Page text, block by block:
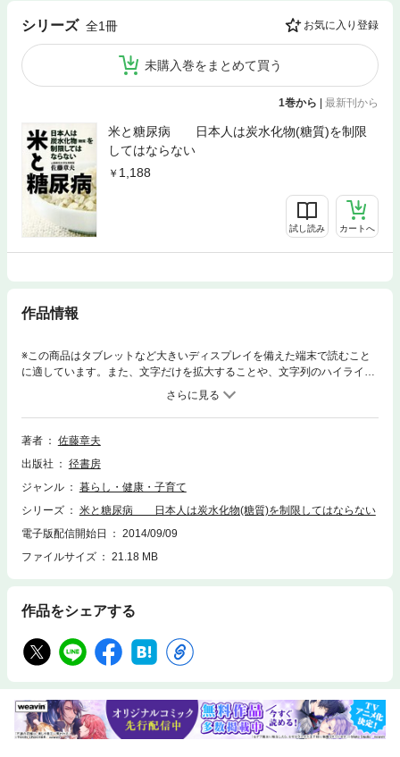
シリーズ 全1冊 お気に入り登録
未購入巻をまとめて買う
1巻から 最新刊から
米と糖尿病 日本人は炭水化物(糖質)を制限
してはならない
1,188
試し読み カートへ
作品情報
※この商品はタブレットなど大きいディスプレイを備えた端末で読むこと
に適しています。また、文字だけを拡大することや、文字列のハイライ
ト、検索、辞書の参照、引用などの機能が使用できません。炭水化物（糖
質）の少ない食事が、糖尿病を招く。──糖尿病歴20年。みずからの糖尿
病を克服するため、文献を読みあさり、実験を重ねた予防医学の研究者が
たどりついた真実。満足するまで食べて、薬に頼らず生きる方法。
著者
佐藤章夫
出版社
径書房
ジャンル
暮らし・健康・子育て
シリーズ
米と糖尿病 日本人は炭水化物(糖質)を制限してはならない
電子版配信開始日
2014/09/09
ファイルサイズ
21.18 MB
作品をシェアする